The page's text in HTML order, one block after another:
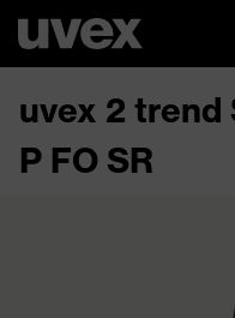
uvex 2 trend
P FO SR